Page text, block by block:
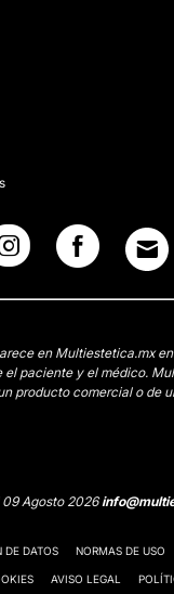
en Multiestetica.mx
el paciente y el médico.
producto comercial o de
Agosto 2026
DE DATOS NORMAS DE USO
AVISO LEGAL